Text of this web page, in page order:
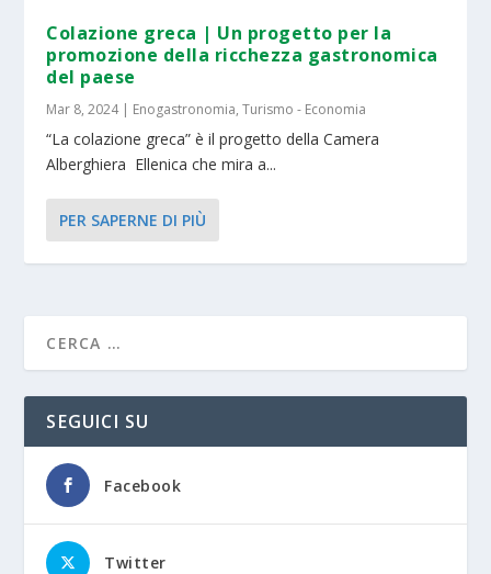
Colazione greca | Un progetto per la
promozione della ricchezza gastronomica
del paese
Mar 8, 2024| Enogastronomia,Turismo - Economia
“La colazione greca” è il progetto della Camera
Alberghiera Ellenica che mira a...
PER SAPERNE DI PIÙ
SEGUICI SU
Facebook
Twitter